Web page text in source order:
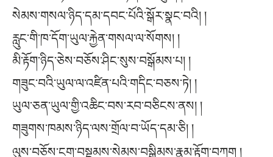
སེམས་གསལ་ཉིད་དམ་དབང་པོའི་སྒོར་སྣང་བའི། །
རླུང་གི་ཁ་དོག་ཡུལ་རྐྱེན་གསལ་ལ་སོགས། །
མི་རྟོག་ཉིད་ཅེས་བཅོས་ཤིང་སུས་བསྒོམས་པ། །
གཟུང་བའི་ཡུལ་ལ་འཛིན་པའི་གདིང་བཅས་ཏེ། །
ཡུལ་ཅན་ཡུལ་གྱི་འཆིང་བས་རབ་བཅིངས་ནས། །
གཟུགས་ཁམས་ཉིད་ལས་གྲོལ་བ་ཡོད་དམ་ཅི། །
ལུས་བཅོས་ངག་བསྡམས་སེམས་བསྒྲིམས་རྣམ་རྟོག་བཀག །